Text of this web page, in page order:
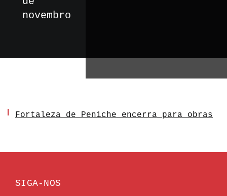
novembro
Fortaleza de Peniche encerra para obras
SIGA-NOS